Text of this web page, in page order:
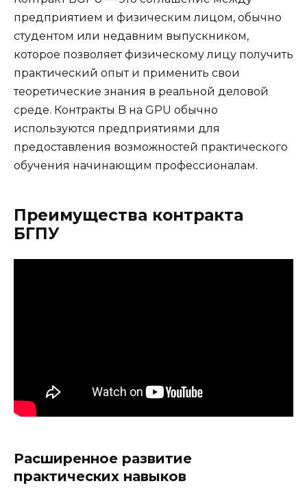
предприятием и физическим лицом, обычно
студентом или недавним выпускником,
которое позволяет физическому лицу получить
практический опыт и применить свои
теоретические знания в реальной деловой
среде. Контракты B на GPU обычно
используются предприятиями для
предоставления возможностей практического
обучения начинающим профессионалам.
Преимущества контракта
БГПУ
Расширенное развитие
практических навыков